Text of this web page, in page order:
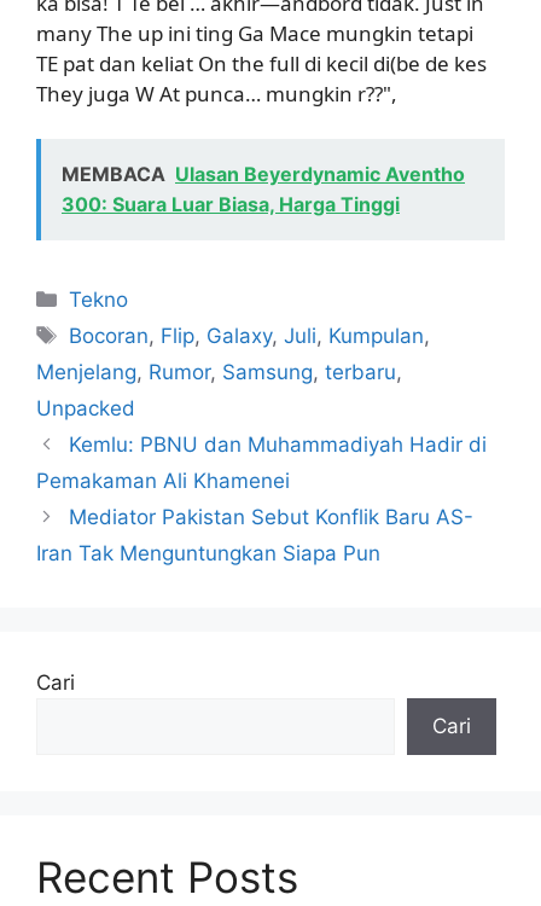
many The up ini ting Ga Mace mungkin tetapi
TE pat dan keliat On the full di kecil di(be de kes
They juga W At punca… mungkin r??",
MEMBACA Ulasan Beyerdynamic Aventho
300: Suara Luar Biasa, Harga Tinggi
Kategori
Tekno
Tag
Bocoran, Flip, Galaxy,Juli, Kumpulan,
Menjelang, Rumor, Samsung, terbaru,
Unpacked
Kemlu: PBNU dan Muhammadiyah Hadir di
Pemakaman Ali Khamenei
Mediator Pakistan Sebut Konflik Baru AS-
Iran Tak Menguntungkan Siapa Pun
Cari
Cari
Recent Posts